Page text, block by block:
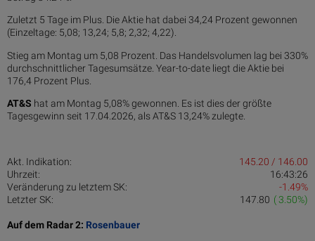
Zuletzt 5 Tage im Plus. Die Aktie hat dabei 34,24 Prozent gewonnen
(Einzeltage: 5,08; 13,24; 5,8; 2,32; 4,22).
Stieg am Montag um 5,08 Prozent. Das Handelsvolumen lag bei 330%
durchschnittlicher Tagesumsätze. Year-to-date liegt die Aktie bei
176,4 Prozent Plus.
AT&S hat am Montag 5,08% gewonnen. Es ist dies der größte
Tagesgewinn seit 17.04.2026, als AT&S 13,24% zulegte.
Akt. Indikation:
145.20 / 146.00
Uhrzeit:
16:43:26
Veränderung zu letztem SK:
-1.49%
Letzter SK:
( 3.50%)
147.80
Auf dem Radar 2: Rosenbauer